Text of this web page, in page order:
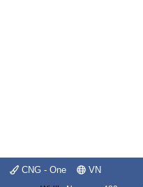
CNG - One VN